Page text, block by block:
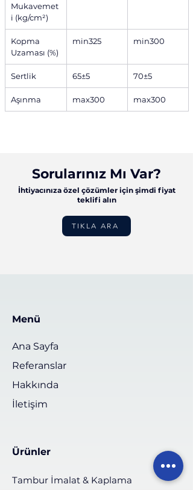
Mukavemet
i (kg/cm²)
Kopma
Uzaması (%)
min325 min300
Sertlik 65±5 70±5
Aşınma max300 max300
Sorularınız Mı Var?
İhtiyacınıza özel çözümler için şimdi fiyat
teklifi alın
TIKLA ARA
Menü
Ana Sayfa
Referanslar
Hakkında
İletişim
Ürünler
Tambur İmalat & Kaplama